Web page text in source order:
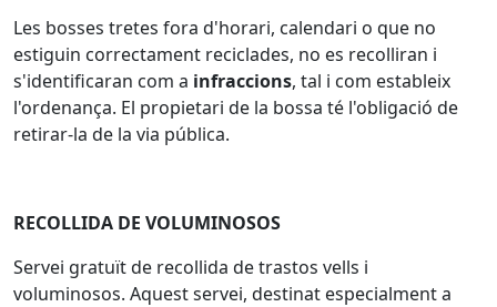
Les bosses tretes fora d'horari, calendari o que no
estiguin correctament reciclades, no es recolliran i
s'identificaran com a infraccions, tal i com estableix
l'ordenança. El propietari de la bossa té l'obligació de
retirar-la de la via pública.
RECOLLIDA DE VOLUMINOSOS
Servei gratuït de recollida de trastos vells i
voluminosos. Aquest servei, destinat especialment a